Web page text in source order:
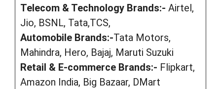
Telecom & Technology Brands:- Airtel,
Jio, BSNL, Tata,TCS,
Automobile Brands:-Tata Motors,
Mahindra, Hero, Bajaj, Maruti Suzuki
Retail & E-commerce Brands:- Flipkart,
Amazon India, Big Bazaar, DMart